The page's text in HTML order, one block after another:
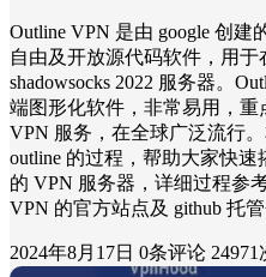
Outline VPN 是由 google 创建
自由及开放源代码软件，用
shadowsocks 2022 服务器。
端图形化软件，非常易用，重
VPN 服务，在全球广泛流行
outline 的过程，帮助大家快
的 VPN 服务器，详细过程参
VPN 的官方站点及 github 托
2024年8月17日 0条评论